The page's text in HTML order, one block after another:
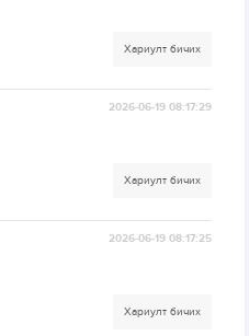
Хариулт бичих
2026-06-19 08:17:29
Хариулт бичих
2026-06-19 08:17:25
Хариулт бичих